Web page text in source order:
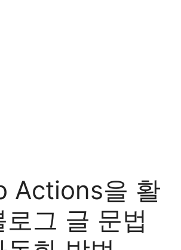
Actions을 활
로그 글 문법